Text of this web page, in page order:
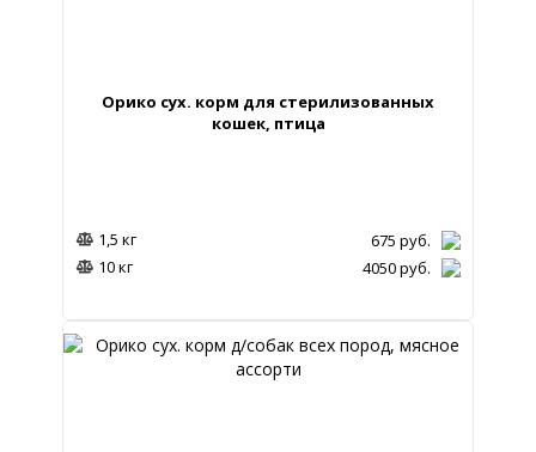
Орико сух. корм для стерилизованных
кошек, птица
1,5 кг 675 руб.
10 кг
4050руб.